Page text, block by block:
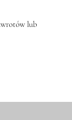
lub